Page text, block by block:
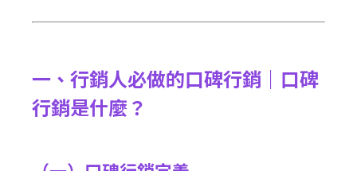
一、行銷人必做的口碑行銷｜口碑
行銷是什麼？